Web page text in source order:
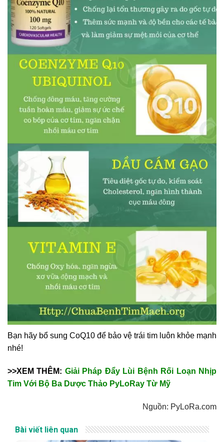
Bạn hãy bổ sung CoQ10 để bảo vệ trái tim luôn khỏe mạnh
nhé!
>>XEM THÊM: Giải Pháp Đẩy Lùi Bệnh Rối Loạn Nhịp
Tim Với Bộ Ba Dược Thảo PyLoRay Từ Mỹ
Nguồn: PyLoRa.com
Bài viết liên quan